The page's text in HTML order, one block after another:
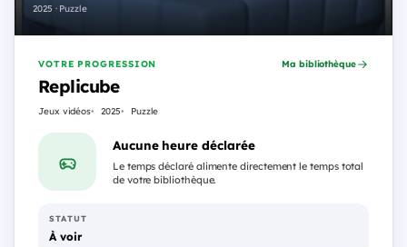
2025 · Puzzle
VOTRE PROGRESSION
Replicube
Jeux vidéos 2025 Puzzle
Ma bibliothèque
Aucune heure déclarée
Le temps déclaré alimente directement le temps total
de votre bibliothèque.
STATUT
À voir